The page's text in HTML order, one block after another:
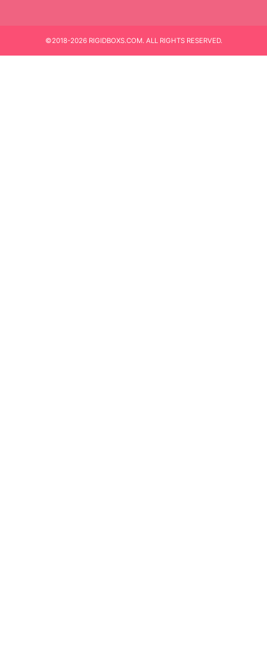
©2018-2026 RIGIDBOXS.COM. ALL RIGHTS RESERVED.